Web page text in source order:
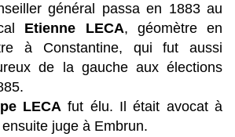
général passa en 1883 au
Etienne LECA, géomètre en
à Constantine, qui fut aussi
de la gauche aux élections
LECA fut élu. Il était avocat à
juge à Embrun.